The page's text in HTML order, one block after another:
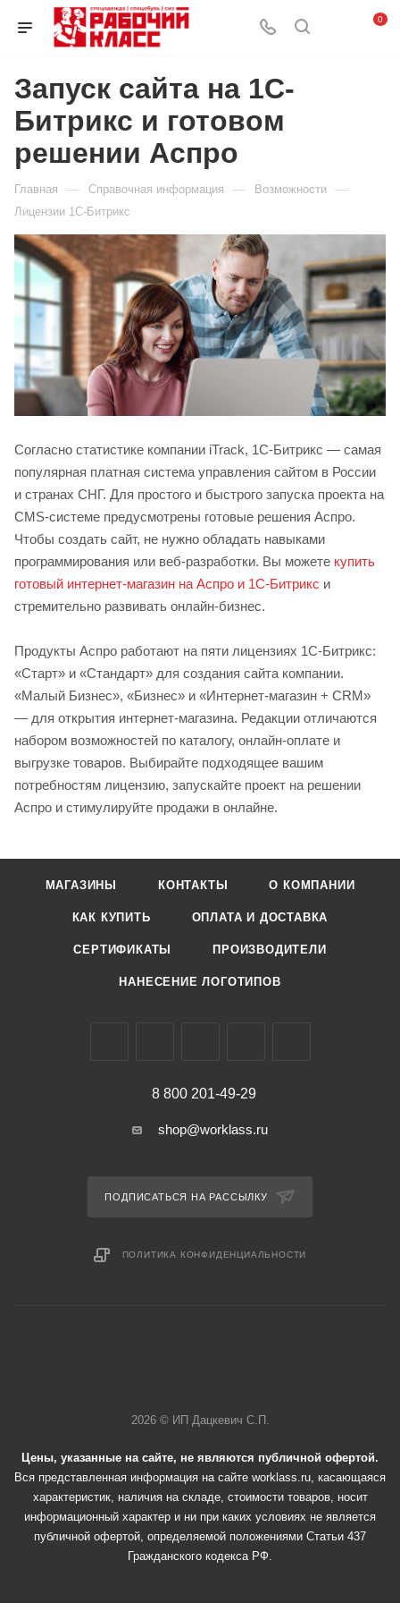
0
Запуск сайта на 1С-
Битрикс и готовом
решении Аспро
Главная — Справочная информация — Возможности —
Лицензии 1С-Битрикс
Согласно статистике компании iTrack, 1C-Битрикс — самая
популярная платная система управления сайтом в России
и странах СНГ. Для простого и быстрого запуска проекта на
CMS-системе предусмотрены готовые решения Аспро.
Чтобы создать сайт, не нужно обладать навыками
программирования или веб-разработки. Вы можете купить
готовый интернет-магазин на Аспро и 1С-Битрикс и
стремительно развивать онлайн-бизнес.
Продукты Аспро работают на пяти лицензиях 1С-Битрикс:
«Старт» и «Стандарт» для создания сайта компании.
«Малый Бизнес», «Бизнес» и «Интернет-магазин + CRM»
— для открытия интернет-магазина. Редакции отличаются
набором возможностей по каталогу, онлайн-оплате и
выгрузке товаров. Выбирайте подходящее вашим
потребностям лицензию, запускайте проект на решении
Аспро и стимулируйте продажи в онлайне.
МАГАЗИНЫ КОНТАКТЫ О КОМПАНИИ
КАК КУПИТЬ ОПЛАТА И ДОСТАВКА
СЕРТИФИКАТЫ ПРОИЗВОДИТЕЛИ
НАНЕСЕНИЕ ЛОГОТИПОВ
8 800 201-49-29
shop@worklass.ru
ПОДПИСАТЬСЯ НА РАССЫЛКУ
ПОЛИТИКА КОНФИДЕНЦИАЛЬНОСТИ
2026 © ИП Дацкевич С.П.
Цены, указанные на сайте, не являются публичной офертой.
Вся представленная информация на сайте worklass.ru, касающаяся
характеристик, наличия на складе, стоимости товаров, носит
информационный характер и ни при каких условиях не является
публичной офертой, определяемой положениями Статьи 437
Гражданского кодекса РФ.